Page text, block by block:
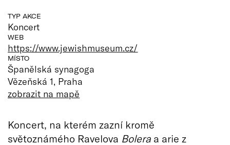
TYP AKCE
Koncert
WEB
https://www.jewishmuseum.cz/
MÍSTO
Španělská synagoga
Vězeňská 1, Praha
zobrazit na mapě
Koncert, na kterém zazní kromě
světoznámého Ravelova Bolera a arie z